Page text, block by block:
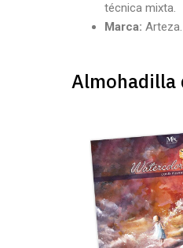
técnica mixta.
Marca: Arteza.
Almohadilla